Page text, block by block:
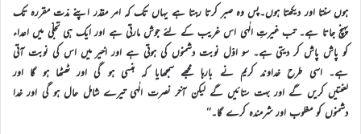
ہوں سنتا اور دیکھتا ہوں۔پس وہ صبر کرتا رہتا ہے یہاں تک کہ امر مقدّر اپنے مدّت مقررہ تک
پہنچ جاتا ہے۔ تب غیرتِ الٰہی اس غریب کے لئے جوش مارتی ہے اور ایک ہی تجلّی میں اعداء
کو پاش پاش کر دیتی ہے۔ سو اوّل نوبت دشمنوں کی ہوتی ہے اور اخیر میں اس کی نوبت آتی
ہے۔ اسی طرح خداوند کریم نے بارہا مجھے سمجھایا کہ ہنسی ہو گی اور ٹھٹھا ہو گا اور
لعنتیں کریں گے اور بہت ستائیں گے لیکن آخر نصرت الٰہی تیرے شامل حال ہو گی اور خدا
دشمنوں کو مغلوب اور شرمندہ کرے گا۔‘‘